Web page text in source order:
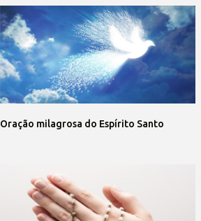
Oração milagrosa do Espírito Santo